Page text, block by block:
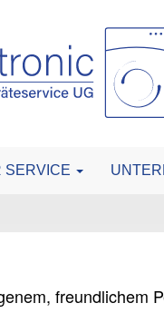
SERVICE
freundlichem